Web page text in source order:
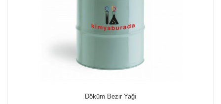
Döküm Bezir Yağı